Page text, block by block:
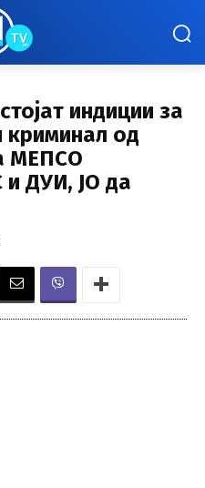
индиции за
криминал од
МЕПСО
ДУИ, ЈО да